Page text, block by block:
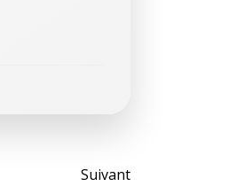
Post
Suivant